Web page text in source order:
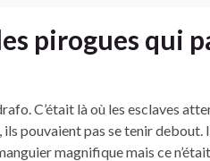
pirogues qui
C’était là où les esclaves
pouvaient pas se tenir
magnifique mais ce